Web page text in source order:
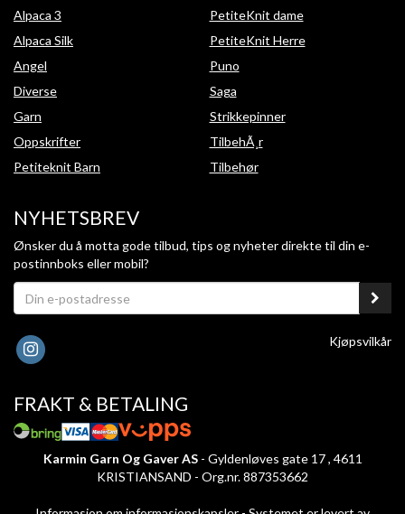
Alpaca 3
Alpaca Silk
Angel
Diverse
Garn
Oppskrifter
Petiteknit Barn
PetiteKnit dame
PetiteKnit Herre
Puno
Saga
Strikkepinner
TilbehÃ¸r
Tilbehør
NYHETSBREV
Ønsker du å motta gode tilbud, tips og nyheter direkte til din e-
postinnboks eller mobil?
Kjøpsvilkår
FRAKT & BETALING
Karmin Garn Og Gaver AS- Gyldenløves gate 17 , 4611
KRISTIANSAND - Org.nr. 887353662